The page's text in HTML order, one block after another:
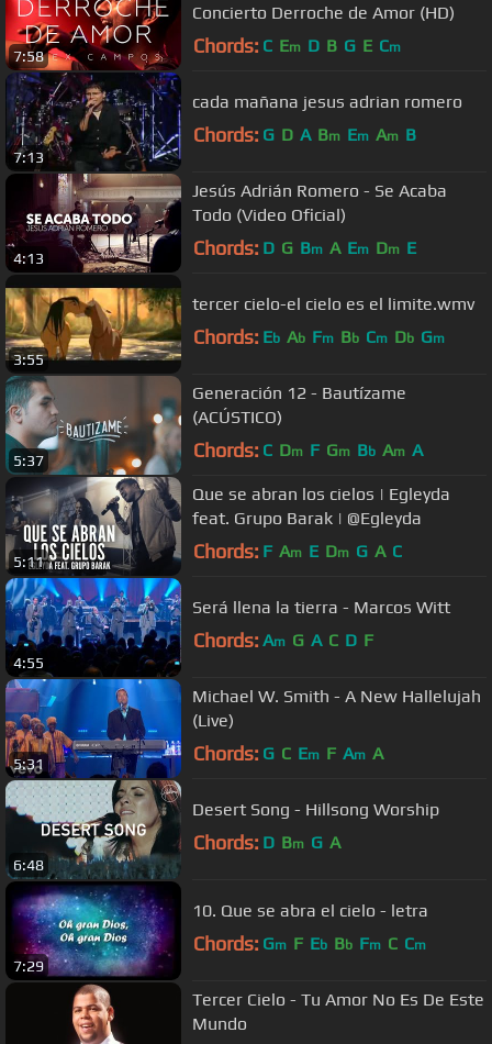
7:58
Concierto Derroche de Amor (HD)
Chords: C Em D B G E Cm
7:13
cada mañana jesus adrian romero
Chords: G D A Bm Em Am B
4:13
Jesús Adrián Romero - Se Acaba
Todo (Video Oficial)
Chords: D G Bm A Em Dm E
3:55
tercer cielo-el cielo es el limite.wmv
Chords: Eb Ab Fm Bb Cm Db Gm
5:37
Generación 12 - Bautízame
(ACÚSTICO)
Chords: C Dm F Gm Bb Am A
5:11
Que se abran los cielos | Egleyda
feat. Grupo Barak | @Egleyda
Chords: F Am E Dm G A C
4:55
Será llena la tierra - Marcos Witt
Chords: Am G A C D F
5:31
Michael W. Smith - A New Hallelujah
(Live)
Chords: G C Em F Am A
6:48
Desert Song - Hillsong Worship
Chords: D Bm G A
7:29
10. Que se abra el cielo - letra
Chords: Gm F Eb Bb Fm C Cm
Tercer Cielo - Tu Amor No Es De Este
Mundo